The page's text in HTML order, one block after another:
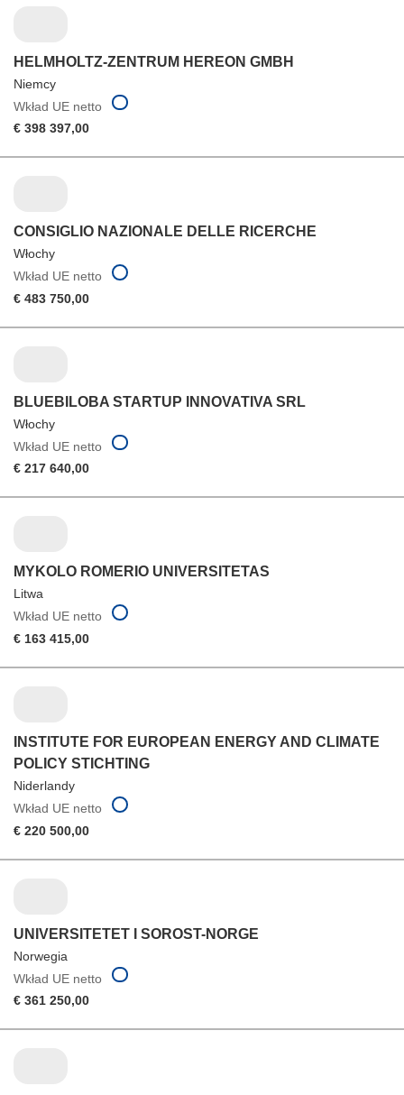
HELMHOLTZ-ZENTRUM HEREON GMBH
Niemcy
Wkład UE netto
€ 398 397,00
CONSIGLIO NAZIONALE DELLE RICERCHE
Włochy
Wkład UE netto
€ 483 750,00
BLUEBILOBA STARTUP INNOVATIVA SRL
Włochy
Wkład UE netto
€ 217 640,00
MYKOLO ROMERIO UNIVERSITETAS
Litwa
Wkład UE netto
€ 163 415,00
INSTITUTE FOR EUROPEAN ENERGY AND CLIMATE
POLICY STICHTING
Niderlandy
Wkład UE netto
€ 220 500,00
UNIVERSITETET I SOROST-NORGE
Norwegia
Wkład UE netto
€ 361 250,00